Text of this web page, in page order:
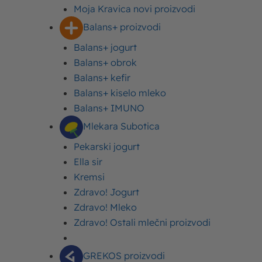
Moja Kravica novi proizvodi
Balans+ proizvodi
Balans+ jogurt
Balans+ obrok
Balans+ kefir
Balans+ kiselo mleko
Balans+ IMUNO
Mlekara Subotica
Pekarski jogurt
Ella sir
Kremsi
Zdravo! Jogurt
Zdravo! Mleko
Zdravo! Ostali mlečni proizvodi
GREKOS proizvodi
Kažu da se po jutru dan poznaje, i zato je važno da
doručak bude kvalitetan i hranljiv, kako bismo imali
dovoljno energije tokom čitavog dana. Nakon svakog
obroka ključno je da se osećamo lako i poletno, tako
Balans+ proizvodiidealan izbor, koji će vam
obezbediti ravnotežu organizma i željeni osećaj
. Od sada će Balans+ obrok biti u
330g, što predstavlja pravu meru za svaki izbalansiran